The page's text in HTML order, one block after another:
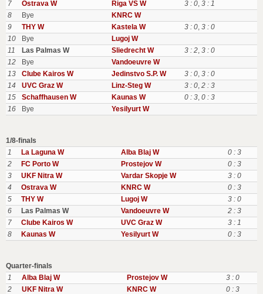
7
Ostrava W Riga VS W 3 : 0, 3 : 1
8
Bye
KNRC W
9
THY W Kastela W 3 : 0, 3 : 0
10
Bye
Lugoj W
11
Las Palmas W Sliedrecht W 3 : 2, 3 : 0
12
Bye
Vandoeuvre W
13
Clube Kairos W Jedinstvo S.P. W 3 : 0, 3 : 0
14
UVC Graz W Linz-Steg W 3 : 0, 2 : 3
15
Schaffhausen W Kaunas W 0 : 3, 0 : 3
16
Bye Yesilyurt W
1/8-finals
1
La Laguna W Alba Blaj W
0 : 3
2
FC Porto W Prostejov W
0 : 3
3
UKF Nitra W Vardar Skopje W
3 : 0
4
Ostrava W KNRC W
0 : 3
5
THY W Lugoj W
3 : 0
6
Las Palmas W Vandoeuvre W
2 : 3
7
Clube Kairos W UVC Graz W
3 : 1
8
Kaunas W Yesilyurt W 0 : 3
Quarter-finals
1
Alba Blaj W Prostejov W
3 : 0
2
UKF Nitra W KNRC W
0 : 3